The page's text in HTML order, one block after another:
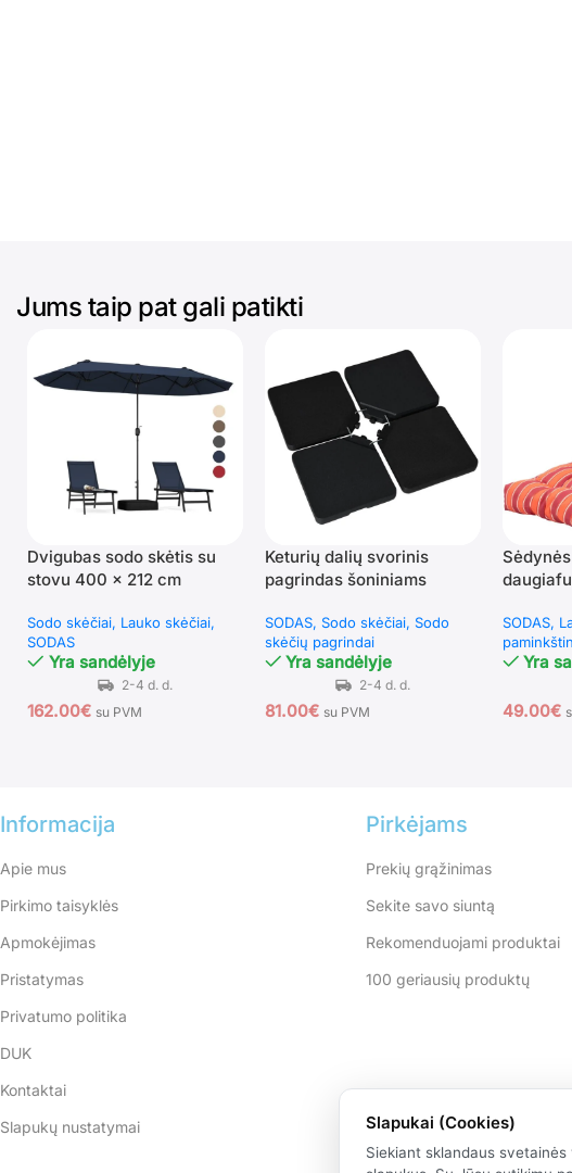
Jums taip pat gali patikti
Dvigubas sodo skėtis su
stovu 400 x 212 cm
Sodo skėčiai Lauko skėčiai
SODAS
Yra sandėlyje
162.00€ su PVM
Keturių dalių svorinis
pagrindas šoniniams
vandeniu ir smėliu
SODAS Sodo skėčiai Sodo
skėčių pagrindai
Yra sandėlyje
81.00€ su PVM
SODAS
Yra
49.00€
Informacija
Apie mus
Pirkimo taisyklės
Apmokėjimas
Pristatymas
Privatumo politika
DUK
Kontaktai
Slapukų nustatymai
Pirkėjams
Prekių grąžinimas
Sekite savo siuntą
Rekomenduojami produktai
100 geriausių produktų
Slapukai (Cookies)
Siekiant sklandaus